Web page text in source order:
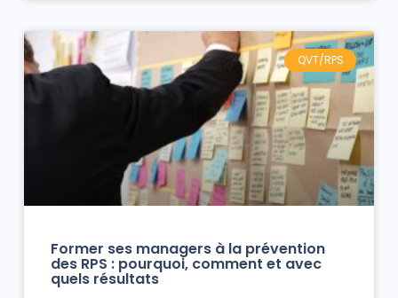
QVT/RPS
Former ses managers à la prévention
des RPS : pourquoi, comment et avec
quels résultats